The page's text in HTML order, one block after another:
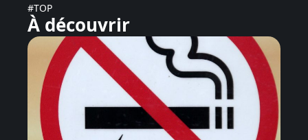
#TOP
À découvrir